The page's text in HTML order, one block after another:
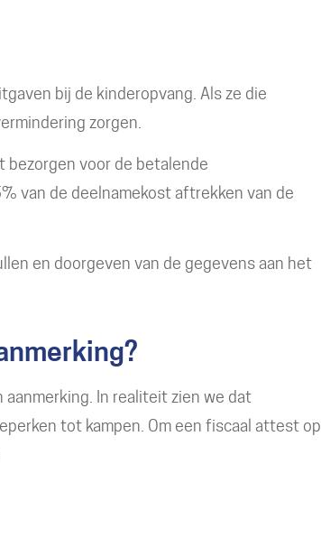
bij de kinderopvang. Als ze die
zorgen.
bezorgen voor de betalende
van de deelnamekost aftrekken van de
en doorgeven van de gegevens aan het
In realiteit zien we dat
tot kampen. Om een fiscaal attest op